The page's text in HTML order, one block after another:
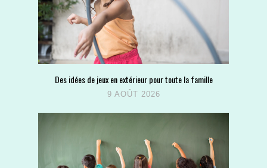
Des idées de jeux en extérieur pour toute la famille
9 AOÛT 2026